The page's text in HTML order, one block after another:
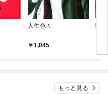
人生色々
1,045
呪
もっと見る